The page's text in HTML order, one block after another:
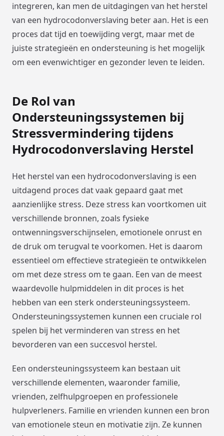
integreren, kan men de uitdagingen van het herstel
van een hydrocodonverslaving beter aan. Het is een
proces dat tijd en toewijding vergt, maar met de
juiste strategieën en ondersteuning is het mogelijk
om een evenwichtiger en gezonder leven te leiden.
De Rol van
Ondersteuningssystemen bij
Stressvermindering tijdens
Hydrocodonverslaving Herstel
Het herstel van een hydrocodonverslaving is een
uitdagend proces dat vaak gepaard gaat met
aanzienlijke stress. Deze stress kan voortkomen uit
verschillende bronnen, zoals fysieke
ontwenningsverschijnselen, emotionele onrust en
de druk om terugval te voorkomen. Het is daarom
essentieel om effectieve strategieën te ontwikkelen
om met deze stress om te gaan. Een van de meest
waardevolle hulpmiddelen in dit proces is het
hebben van een sterk ondersteuningssysteem.
Ondersteuningssystemen kunnen een cruciale rol
spelen bij het verminderen van stress en het
bevorderen van een succesvol herstel.
Een ondersteuningssysteem kan bestaan uit
verschillende elementen, waaronder familie,
vrienden, zelfhulpgroepen en professionele
hulpverleners. Familie en vrienden kunnen een bron
van emotionele steun en motivatie zijn. Ze kunnen